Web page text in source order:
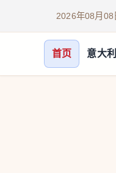
2026年08月08
首页 意大利